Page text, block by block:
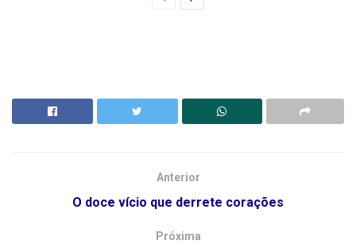
Anterior
O doce vício que derrete corações
Próxima